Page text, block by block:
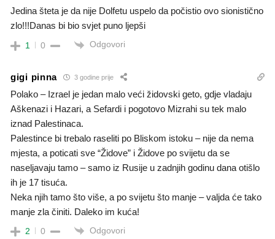
Jedina šteta je da nije Dolfetu uspelo da počistio ovo sionistično
zlo!!!Danas bi bio svjet puno ljepši
1 0 Odgovori
gigi pinna 3 godine prije
Polako – Izrael je jedan malo veći židovski geto, gdje vladaju
Aškenazi i Hazari, a Sefardi i pogotovo Mizrahi su tek malo
iznad Palestinaca.
Palestince bi trebalo raseliti po Bliskom istoku – nije da nema
mjesta, a poticati sve “Židove” i Židove po svijetu da se
naseljavaju tamo – samo iz Rusije u zadnjih godinu dana otišlo
ih je 17 tisuća.
Neka njih tamo što više, a po svijetu što manje – valjda će tako
manje zla činiti. Daleko im kuća!
2 0 Odgovori